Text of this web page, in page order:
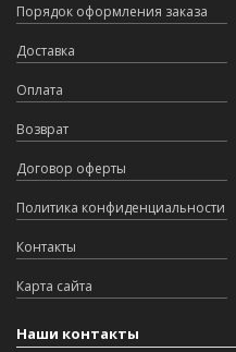
Порядок оформления заказа
Доставка
Оплата
Возврат
Договор оферты
Политика конфиденциальности
Контакты
Карта сайта
Наши контакты